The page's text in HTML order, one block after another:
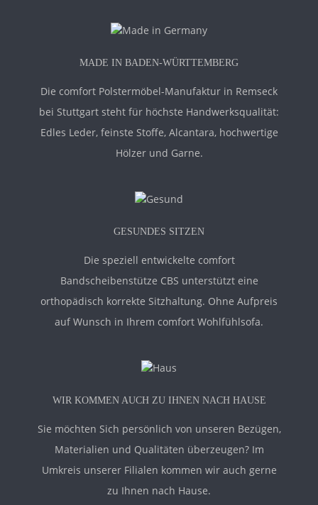
MADE IN BADEN-WÜRTTEMBERG
Die comfort Polstermöbel-Manufaktur in Remseck
bei Stuttgart steht für höchste Handwerksqualität:
Edles Leder, feinste Stoffe, Alcantara, hochwertige
Hölzer und Garne.
GESUNDES SITZEN
Die speziell entwickelte comfort
Bandscheibenstütze CBS unterstützt eine
orthopädisch korrekte Sitzhaltung. Ohne Aufpreis
auf Wunsch in Ihrem comfort Wohlfühlsofa.
WIR KOMMEN AUCH ZU IHNEN NACH HAUSE
Sie möchten Sich persönlich von unseren Bezügen,
Materialien und Qualitäten überzeugen? Im
Umkreis unserer Filialen kommen wir auch gerne
zu Ihnen nach Hause.